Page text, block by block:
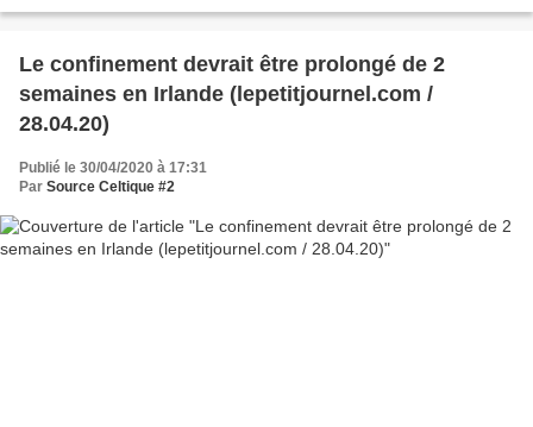
Le confinement devrait être prolongé de 2
semaines en Irlande (lepetitjournel.com /
28.04.20)
Publié le 30/04/2020 à 17:31
Par Source Celtique #2